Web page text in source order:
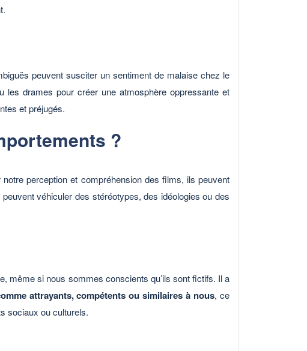
peuvent susciter un sentiment de malaise chez le
drames pour créer une atmosphère oppressante et
et préjugés.
?
perception et compréhension des films, ils peuvent
véhiculer des stéréotypes, des idéologies ou des
même si nous sommes conscients qu’ils sont fictifs. Il a
attrayants, compétents ou similaires à nous, ce
sociaux ou culturels.